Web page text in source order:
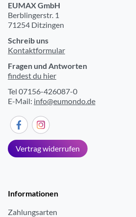
EUMAX GmbH
Berblingerstr. 1
71254 Ditzingen
Schreib uns
Kontaktformular
Fragen und Antworten
findest du hier
Tel 07156-426087-0
E-Mail: info@eumondo.de
Vertrag widerrufen
Informationen
Zahlungsarten